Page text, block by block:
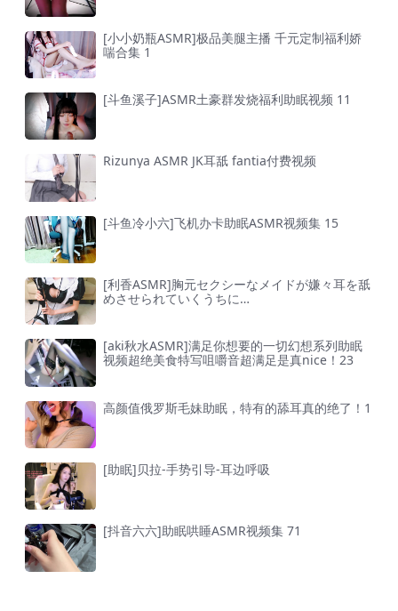
[小小奶瓶ASMR]极品美腿主播 千元定制福利娇
喘合集 1
[斗鱼溪子]ASMR土豪群发烧福利助眠视频 11
Rizunya ASMR JK耳舐 fantia付费视频
[斗鱼冷小六]飞机办卡助眠ASMR视频集 15
[利香ASMR]胸元セクシーなメイドが嫌々耳を舐
めさせられていくうちに…
[aki秋水ASMR]满足你想要的一切幻想系列助眠
视频超绝美食特写咀嚼音超满足是真nice！23
高颜值俄罗斯毛妹助眠，特有的舔耳真的绝了！1
[助眠]贝拉-手势引导-耳边呼吸
[抖音六六]助眠哄睡ASMR视频集 71